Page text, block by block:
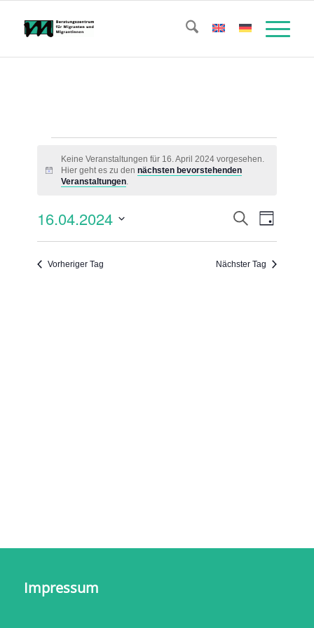
Veranstaltungen
für
April
2024
Hinweis
Keine Veranstaltungen für 16. April 2024 vorgesehen.
Hier geht es zu dennächsten bevorstehenden
Veranstaltungen.
Suche
und
SucheTag
16.04.2024
Vorheriger Tag Nächster Tag
Impressum